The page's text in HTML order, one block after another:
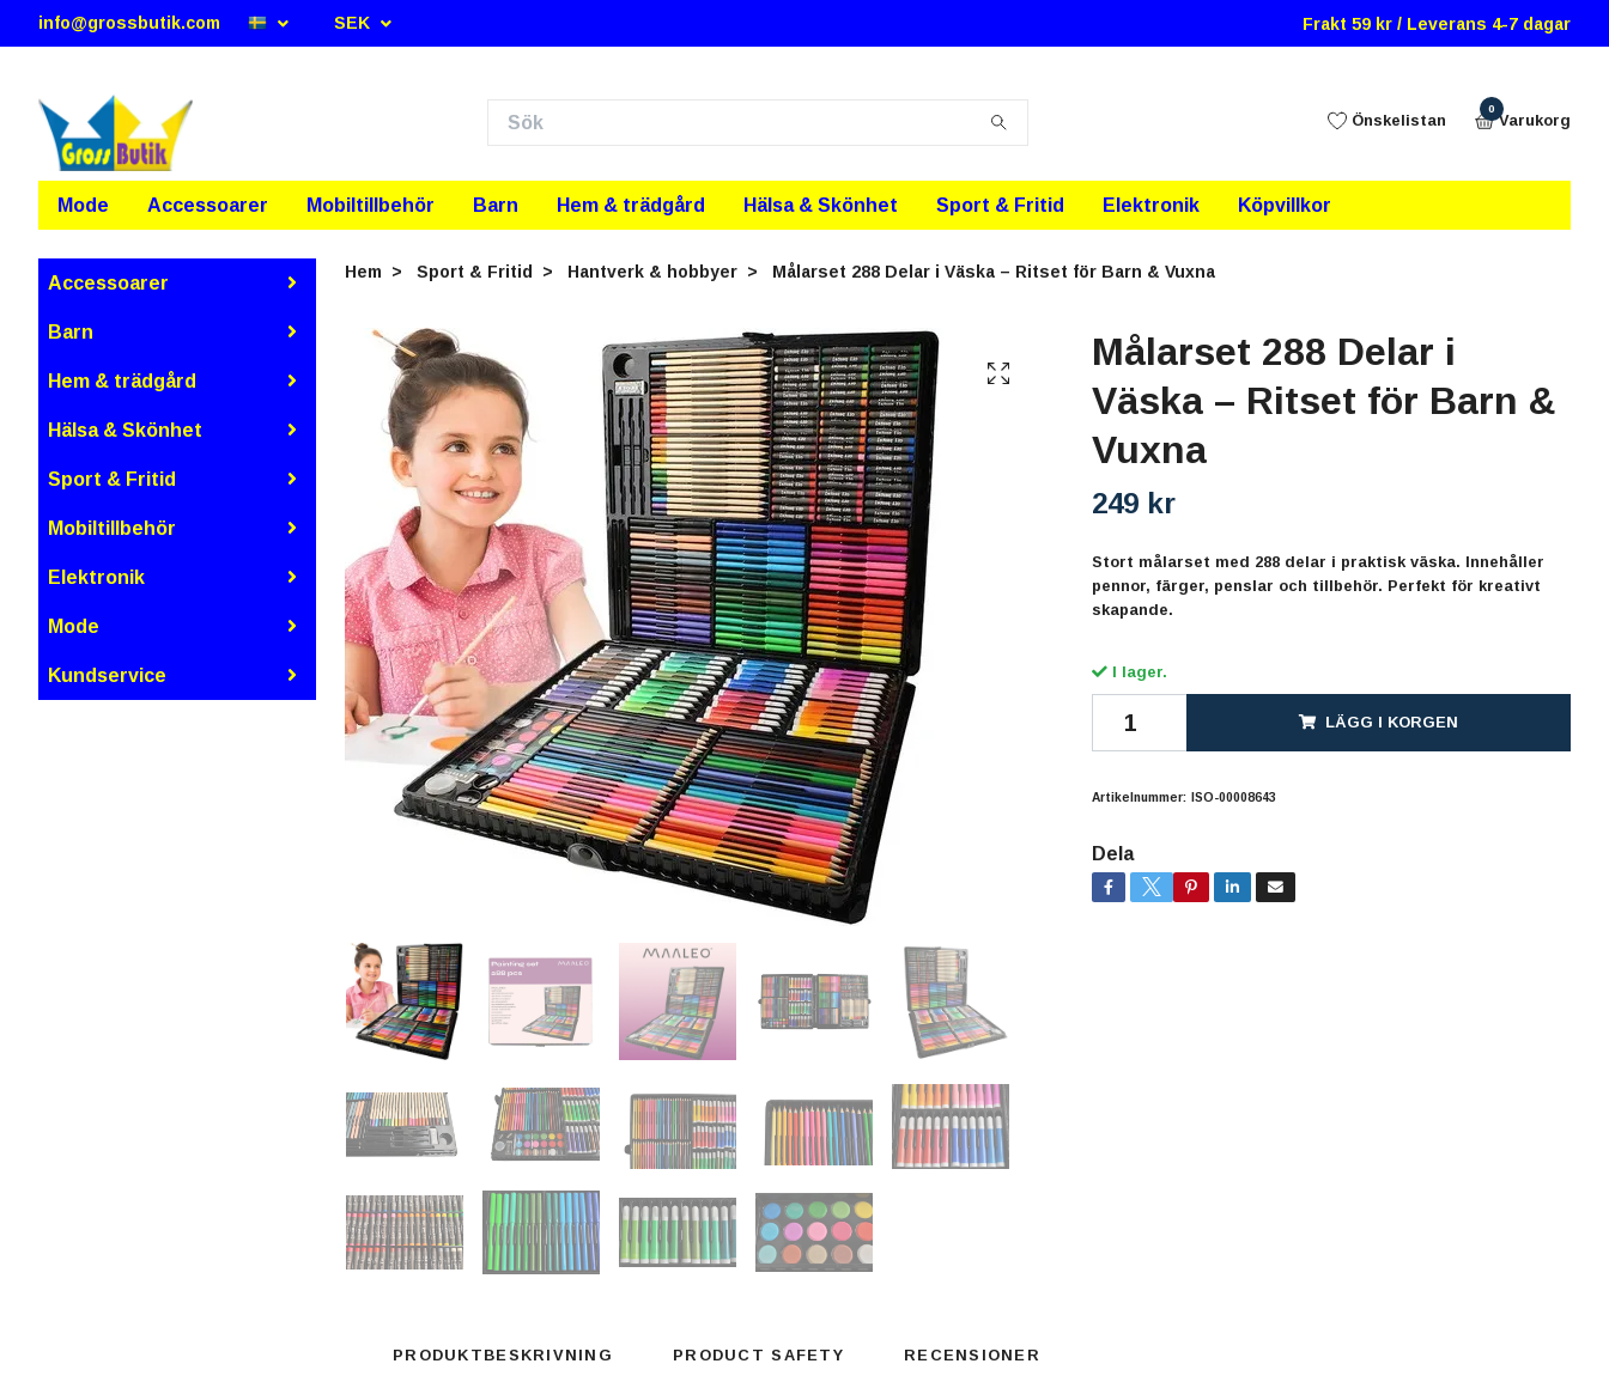
info@grossbutik.com SEK Frakt 59 kr / Leverans 4-7 dagar
Önskelistan
0
Varukorg
Mode Accessoarer Mobiltillbehör Barn Hem & trädgård Hälsa & Skönhet Sport & Fritid Elektronik Köpvillkor
Accessoarer
Barn
Hem & trädgård
Hälsa & Skönhet
Sport & Fritid
Mobiltillbehör
Elektronik
Mode
Kundservice
Hem Sport & Fritid Hantverk & hobbyer Målarset 288 Delar i Väska – Ritset för Barn & Vuxna
Målarset 288 Delar i
Väska – Ritset för Barn &
Vuxna
249 kr
Stort målarset med 288 delar i praktisk väska. Innehåller
pennor, färger, penslar och tillbehör. Perfekt för kreativt
skapande.
I lager.
LÄGG I KORGEN
Artikelnummer: ISO-00008643
Dela
PRODUKTBESKRIVNING PRODUCT SAFETY RECENSIONER